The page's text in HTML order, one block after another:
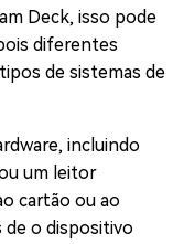
Deck, isso pode
diferentes
de sistemas de
incluindo
um leitor
cartão ou ao
de o dispositivo